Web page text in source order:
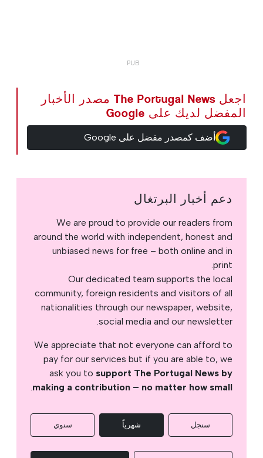
اجعل The Portugal News مصدر الأخبار
المفضل لديك على Google
أضف كمصدر مفضل على Google
دعم أخبار البرتغال
We are proud to provide our readers from
around the world with independent, honest and
unbiased news for free – both online and in
print.
Our dedicated team supports the local
community, foreign residents and visitors of all
nationalities through our newspaper, website,
social media and our newsletter.
We appreciate that not everyone can afford to
pay for our services but if you are able to, we
ask you to support The Portugal News by
making a contribution – no matter how small
.
سنجل شهرياً سنوي